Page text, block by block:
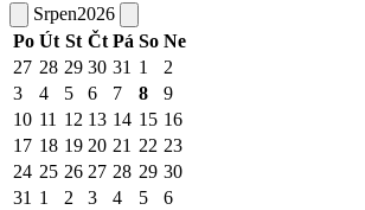
Srpen2026
Po Út St Čt Pá So Ne
27 28 29 30 31 1
2
3
4 5 6 7 8
9
10 11 12 13 14 15 16
17 18 19 20 21 22 23
24 25 26 27 28 29 30
31 1 2 3 4 5 6